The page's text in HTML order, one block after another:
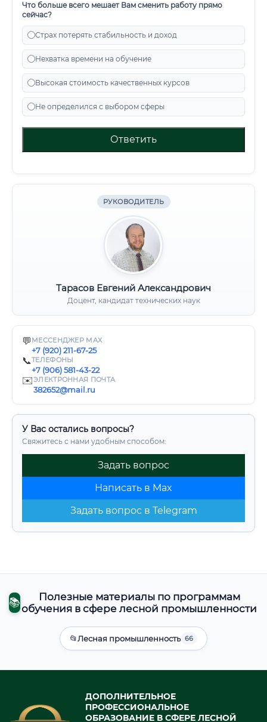
Что больше всего мешает Вам сменить работу прямо
сейчас?
Страх потерять стабильность и доход
Нехватка времени на обучение
Высокая стоимость качественных курсов
Не определился с выбором сферы
Ответить
РУКОВОДИТЕЛЬ
Тарасов Евгений Александрович
Доцент, кандидат технических наук
💬 МЕССЕНДЖЕР MAX
+7 (920) 211-67-25
📞ТЕЛЕФОНЫ
+7 (906) 581-43-22
✉️ЭЛЕКТРОННАЯ ПОЧТА
382652@mail.ru
У Вас остались вопросы?
Свяжитесь с нами удобным способом:
Задать вопрос
Написать в Max
Задать вопрос в Telegram
📚
Полезные материалы по программам
обучения в сфере лесной промышленности
📂Лесная промышленность 66
ДОПОЛНИТЕЛЬНОЕ
ПРОФЕССИОНАЛЬНОЕ
ОБРАЗОВАНИЕ В СФЕРЕ ЛЕСНОЙ